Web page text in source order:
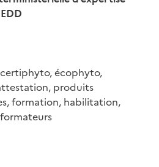
écophyto,
produits
formation, habilitation,